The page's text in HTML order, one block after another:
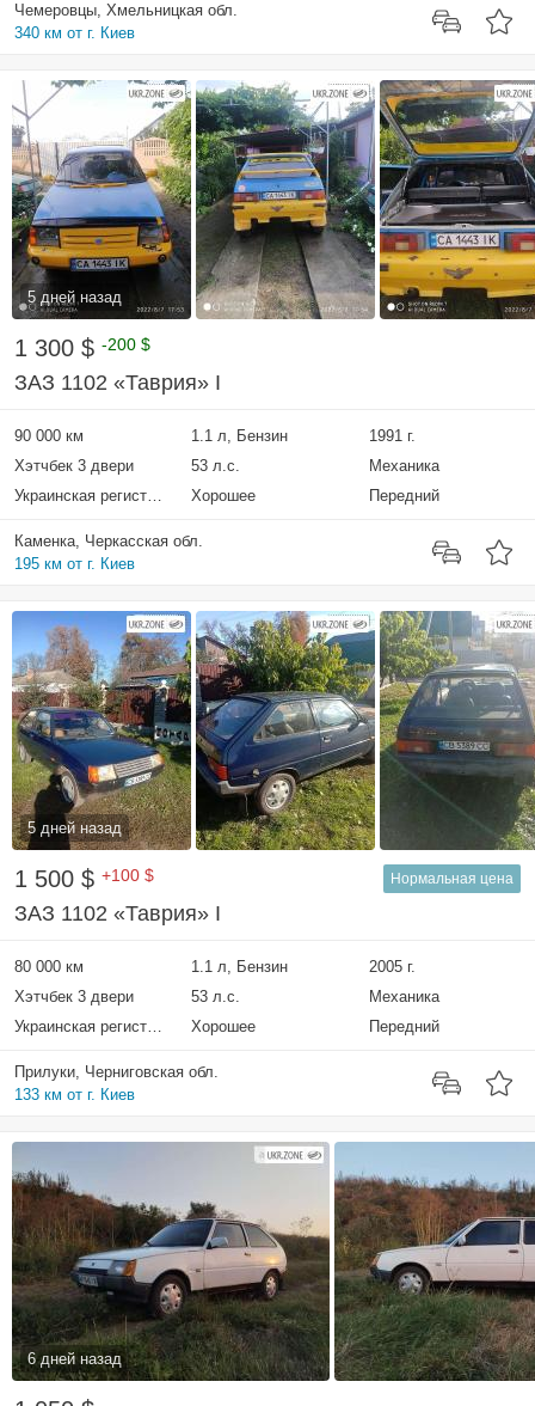
Чемеровцы, Хмельницкая обл.
340 км от г. Киев
5 дней назад
1 300 $ -200 $
ЗАЗ 1102 «Таврия» I
90 000 км 1.1 л, Бензин
1991 г.
Хэтчбек 3 двери
53 л.с.
Механика
Украинская регистрация
Хорошее Передний
Каменка, Черкасская обл.
195 км от г. Киев
5 дней назад
1 500 $ +100 $ Нормальная цена
ЗАЗ 1102 «Таврия» I
80 000 км 1.1 л, Бензин
2005 г.
Хэтчбек 3 двери
53 л.с.
Механика
Украинская регистрация
Хорошее Передний
Прилуки, Черниговская обл.
133 км от г. Киев
6 дней назад